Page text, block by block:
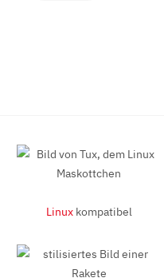
Linuxkompatibel